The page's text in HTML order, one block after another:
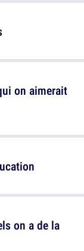
on aimerait
on a de la